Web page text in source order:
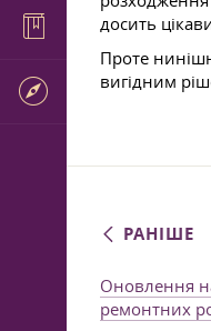
досить
Проте
вигідним
РАНІШЕ
Оновлення
ремонтних